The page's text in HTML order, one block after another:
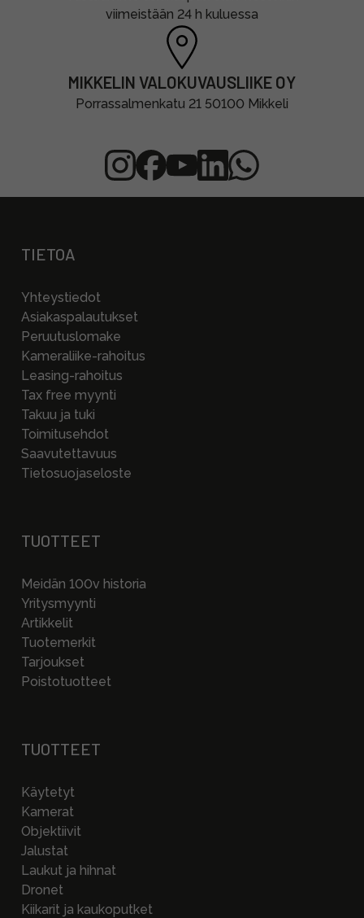
viimeistään 24 h kuluessa
MIKKELIN VALOKUVAUSLIIKE OY
Porrassalmenkatu 21 50100 Mikkeli
TIETOA
Yhteystiedot
Asiakaspalautukset
Peruutuslomake
Kameraliike-rahoitus
Leasing-rahoitus
Tax free myynti
Takuu ja tuki
Toimitusehdot
Saavutettavuus
Tietosuojaseloste
TUOTTEET
Meidän 100v historia
Yritysmyynti
Artikkelit
Tuotemerkit
Tarjoukset
Poistotuotteet
TUOTTEET
Käytetyt
Kamerat
Objektiivit
Jalustat
Laukut ja hihnat
Dronet
Kiikarit ja kaukoputket